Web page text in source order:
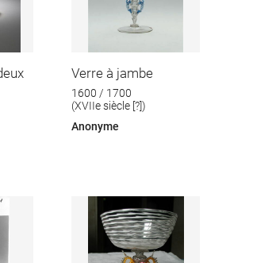
Verre à jambe
1600 / 1700
(XVIIe siècle [?])
Anonyme